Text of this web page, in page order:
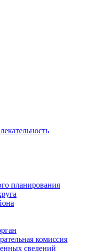
планирования
комиссия
сведений